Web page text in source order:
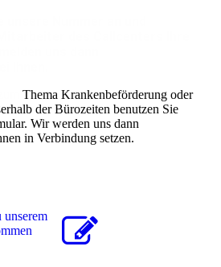
Thema Krankenbeförderung oder
der Bürozeiten benutzen Sie
Wir werden uns dann
in Verbindung setzen.